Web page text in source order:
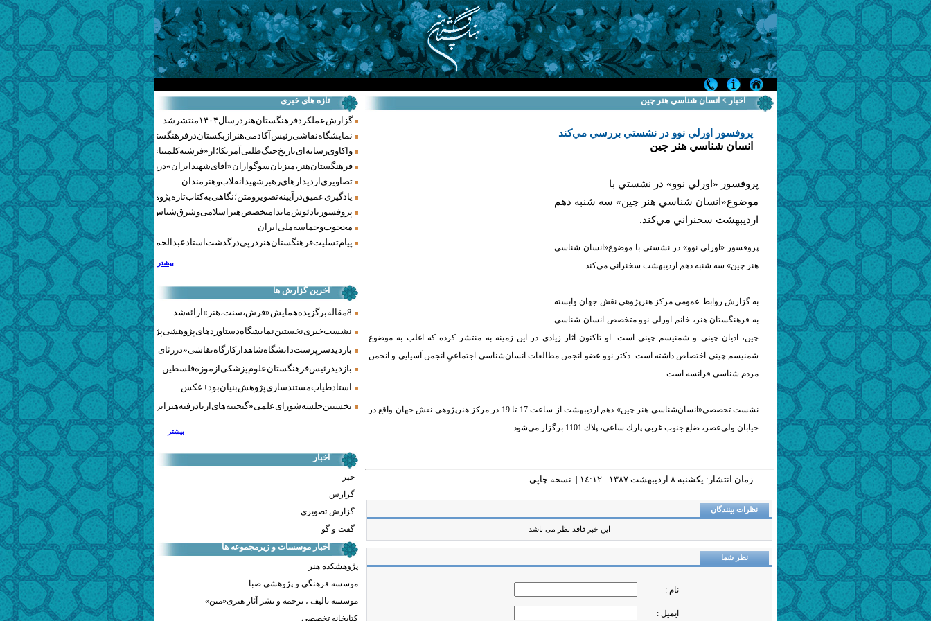
تازه های خبری
گزارش عملکرد فرهنگستان هنر در سال ۱۴۰۴ منتشر شد
نمایشگاه نقاشی رئیس آکادمی هنر ازبکستان در فرهنگستان هنر
واکاوی رسانه‌ای تاریخ جنگ‌طلبی آمریکا؛ از «فرشته کلمبیا» تا پنتاگونیسم هالیوود
فرهنگستان هنر، میزبان سوگواران «آقای شهید ایران» در روزهای وداع شد+ گزارش تصویری
تصاویری از دیدارهای رهبر شهید انقلاب و هنرمندان
یادگیری عمیق در آیینه تصویر و متن؛ نگاهی به کتاب تازه پژوهشکده هنر
پروفسور تادئوش مایدا متخصص هنر اسلامی و شرق‌شناس لهستانی درگذشت
محجوب و حماسه ملی ایران
پیام تسلیت فرهنگستان هنر در پی درگذشت استاد عبدالحمید نقره‌کار
بیشتر
آخرین گزارش ها
8 مقاله برگزیده همایش «فرش، سنت، هنر» ارائه شد
نشست خبری نخستین نمایشگاه دستاوردهای پژوهشی پژوهشگاه‌های هنری
بازدید سرپرست دانشگاه شاهد از کارگاه نقاشی «در رثای سیمرغ تجلی»
بازدید رئیس فرهنگستان علوم پزشکی از موزه فلسطین
استاد طیاب مستندسازی پژوهش‌بنیان بود + عکس
نخستین جلسه شورای علمی «گنجینه‌های ازیادرفته هنر ایران» برگزار شد
بیشتر
اخبار
خبر
گزارش
گزارش تصویری
گفت و گو
اخبار موسسات و زیرمجموعه ها
پژوهشکده هنر
موسسه فرهنگی و پژوهشی صبا
موسسه تالیف ، ترجمه و نشر آثار هنری«متن»
کتابخانه تخصصی
اخبار > انسان شناسي هنر چين
پروفسور اورلي نوو در نشستي بررسي مي‌كند
انسان شناسي هنر چين
پروفسور «اورلي نوو» در نشستي با
موضوع«انسان شناسي هنر چين» سه شنبه دهم
ارديبهشت سخنراني مي‌كند.
پروفسور «اورلي نوو» در نشستي با موضوع«انسان شناسي
هنر چين» سه شنبه دهم ارديبهشت سخنراني مي‌كند.
به گزارش روابط عمومي ‌مركز هنرپژوهي نقش جهان وابسته
به فرهنگستان هنر، خانم اورلي نوو متخصص انسان شناسي
چين، اديان چيني و شمنيسم چيني است. او تاكنون آثار زيادي در اين زمينه به منتشر كرده كه اغلب به موضوع
شمنيسم چيني اختصاص داشته است. دكتر نوو عضو انجمن مطالعات انسان‌شناسي اجتماعيِ انجمن آسيايي و انجمن
مردم شناسي فرانسه است.
نشست تخصصي«انسان‌شناسي هنر چين» دهم ارديبهشت از ساعت 17 تا 19 در مركز هنرپژوهي نقش جهان واقع در
خيابان ولي‌عصر، ضلع جنوب‌ غربي پارك ساعي، پلاك 1101 برگزار مي‌شود
زمان انتشار: يکشنبه ٨ ارديبهشت ١٣٨٧ - ١٤:١٢ | نسخه چاپي
نظرات بینندگان
این خبر فاقد نظر می باشد
نظر شما
نام :
ایمیل :